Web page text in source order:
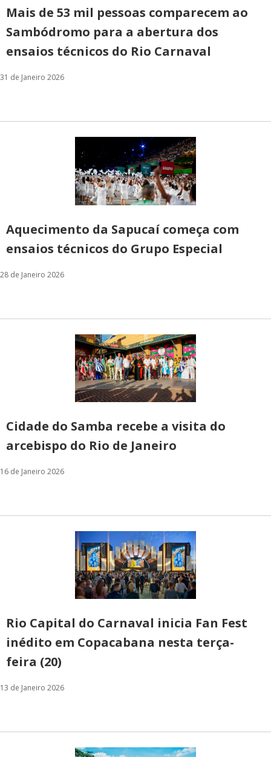
Mais de 53 mil pessoas comparecem ao
Sambódromo para a abertura dos
ensaios técnicos do Rio Carnaval
31 de Janeiro 2026
Aquecimento da Sapucaí começa com
ensaios técnicos do Grupo Especial
28 de Janeiro 2026
Cidade do Samba recebe a visita do
arcebispo do Rio de Janeiro
16 de Janeiro 2026
Rio Capital do Carnaval inicia Fan Fest
inédito em Copacabana nesta terça-
feira (20)
13 de Janeiro 2026